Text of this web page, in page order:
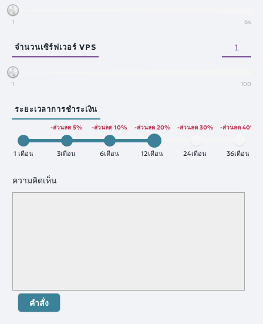
1 64
จำนวนเซิร์ฟเวอร์ VPS
1 100
ระยะเวลาการชำระเงิน
1 เดือน 3เดือน
-ส่วนลด 5%
6เดือน
-ส่วนลด 10%
12เดือน
-ส่วนลด 20%
24เดือน
-ส่วนลด 30%
36เดือน
-ส่วนลด 40%
ความคิดเห็น
คำสั่ง